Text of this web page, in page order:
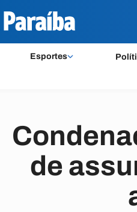
Esportes
de